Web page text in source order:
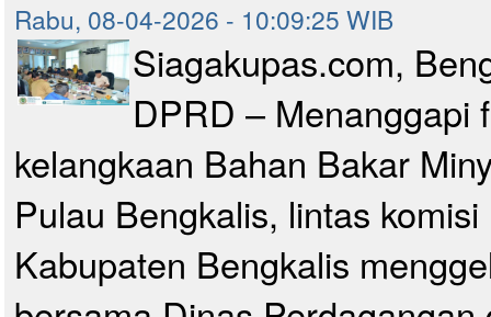
Rabu, 08-04-2026 - 10:09:25 WIB
Siagakupas.com,
DPRD – Menanggapi
kelangkaan Bahan Bakar
Pulau Bengkalis, lintas
Kabupaten Bengkalis